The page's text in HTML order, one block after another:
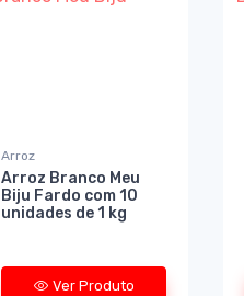
Arroz
Arroz Branco Meu
Biju Fardo com 10
unidades de 1 kg
Ver Produto